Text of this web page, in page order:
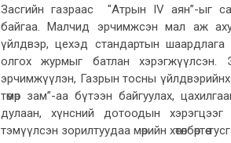
Засгийн газраас "Атрын IV аян”-ыг
байгаа. Малчид эрчимжсэн мал аж
үйлдвэр, цехэд стандартын шаардлага
олгох журмыг батлан хэрэгжүүлсэн.
эрчимжүүлэн, Газрын тосны
төмөр зам”-аа бүтээн байгуулах,
дулаан, хүнсний дотоодын хэрэгцээг
тэмүүлсэн зорилтуудаа мөрийн хөтөлбөртөө